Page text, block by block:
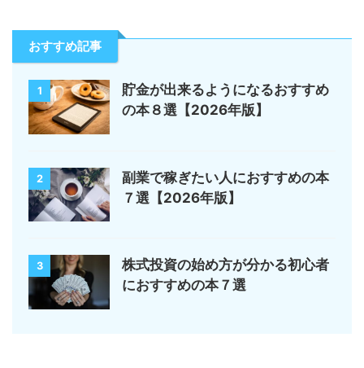
おすすめ記事
1
貯金が出来るようになるおすすめ
の本８選【2026年版】
2
副業で稼ぎたい人におすすめの本
７選【2026年版】
3
株式投資の始め方が分かる初心者
におすすめの本７選